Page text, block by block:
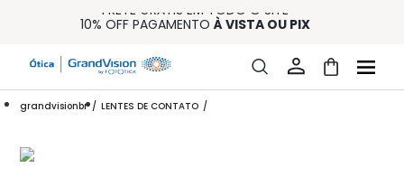
FRETE GRÁTIS EM TODO O SITE
10% OFF PAGAMENTO À VISTA OU PIX
15% OFF NA PRIMEIRA COMPRA (CONSULTE REGULAMENTO)
32% OFF NO COMBO - CONS. REG.
grandvisionbr LENTES DE CONTATO